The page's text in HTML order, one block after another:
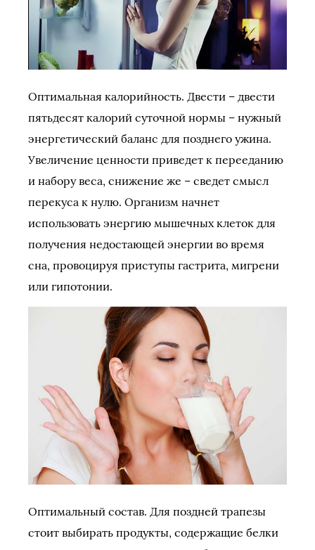
Оптимальная калорийность. Двести – двести
пятьдесят калорий суточной нормы – нужный
энергетический баланс для позднего ужина.
Увеличение ценности приведет к перееданию
и набору веса, снижение же – сведет смысл
перекуса к нулю. Организм начнет
использовать энергию мышечных клеток для
получения недостающей энергии во время
сна, провоцируя приступы гастрита, мигрени
или гипотонии.
Оптимальный состав. Для поздней трапезы
стоит выбирать продукты, содержащие белки